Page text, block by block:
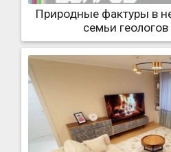
Природные фактуры в
семьи